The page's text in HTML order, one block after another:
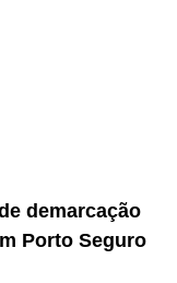
demarcação
Porto Seguro